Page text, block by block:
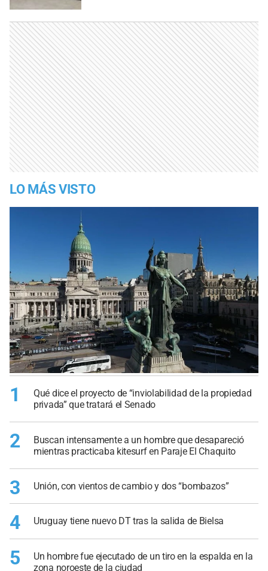
LO MÁS VISTO
1
Qué dice el proyecto de “inviolabilidad de la propiedad
privada” que tratará el Senado
2
Buscan intensamente a un hombre que desapareció
mientras practicaba kitesurf en Paraje El Chaquito
3 Unión, con vientos de cambio y dos “bombazos”
4 Uruguay tiene nuevo DT tras la salida de Bielsa
5
Un hombre fue ejecutado de un tiro en la espalda en la
zona noroeste de la ciudad